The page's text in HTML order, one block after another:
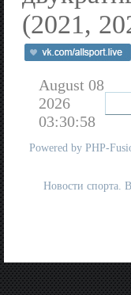
(2021,
August 08
2026
03:30:58
Powered by PHP-
Новости спорта.